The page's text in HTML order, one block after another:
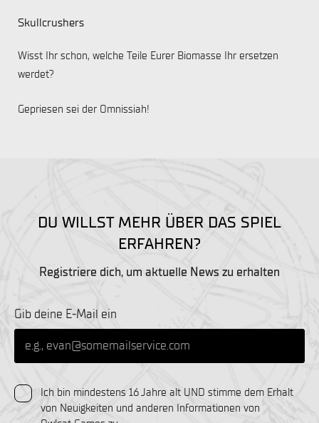
Skullcrushers
Wisst Ihr schon, welche Teile Eurer Biomasse Ihr ersetzen
werdet?
Gepriesen sei der Omnissiah!
DU WILLST MEHR ÜBER DAS SPIEL
ERFAHREN?
Registriere dich, um aktuelle News zu erhalten
Gib deine E-Mail ein
Ich bin mindestens 16 Jahre alt UND stimme dem Erhalt
von Neuigkeiten und anderen Informationen von